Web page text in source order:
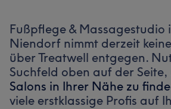
Fußpflege & Massagestudio
Niendorf nimmt derzeit
über Treatwell entgegen.
Suchfeld oben auf der Seite,
Salons in Ihrer Nähe zu
viele erstklassige Profis auf